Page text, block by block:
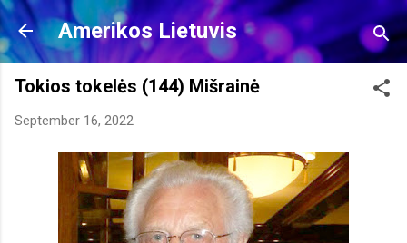
Skip to main content
Amerikos Lietuvis
Tokios tokelės (144) Mišrainė
September 16, 2022